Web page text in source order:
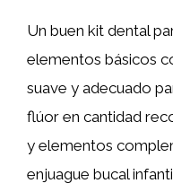
Un buen kit dental
elementos básicos
suave y adecuado
flúor en cantidad
y elementos
enjuague bucal